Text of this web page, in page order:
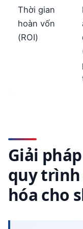
Thời gian
hoàn vốn
(ROI)
Giải
quy trình
hóa cho